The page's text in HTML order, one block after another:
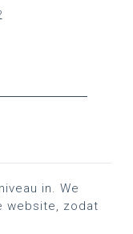
en in de
in. We
website, zodat